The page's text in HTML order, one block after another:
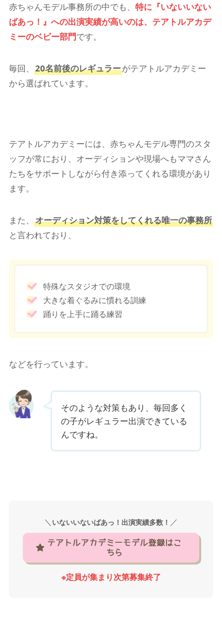
赤ちゃんモデル事務所の中でも、 特に『いないいない
ばあっ！』への出演実績が高いのは、テアトルアカデ
ミーのベビー部門です。
毎回、 20名前後のレギュラーがテアトルアカデミー
から選ばれています。
テアトルアカデミーには、赤ちゃんモデル専門のスタ
ッフが常におり、オーディションや現場へもママさん
たちをサポートしながら付き添ってくれる環境があり
ます。
また、 オーディション対策をしてくれる唯一の事務所
と言われており、
特殊なスタジオでの環境
大きな着ぐるみに慣れる訓練
踊りを上手に踊る練習
などを行っています。
そのような対策もあり、毎回多く
の子がレギュラー出演できている
んですね。
＼ いないいないばあっ！出演実績多数！ ／
テアトルアカデミーモデル登録はこ
ちら
※定員が集まり次第募集終了